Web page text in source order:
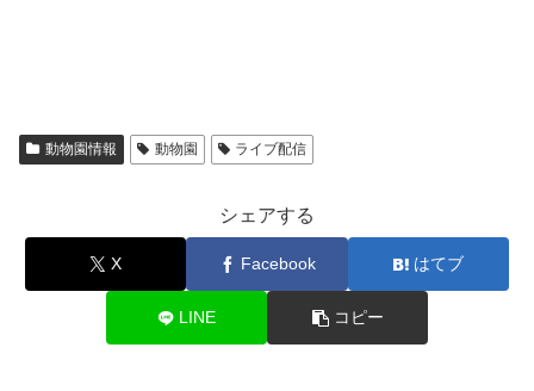
動物園情報 動物園 ライブ配信
シェアする
X Facebook はてブ
LINE コピー